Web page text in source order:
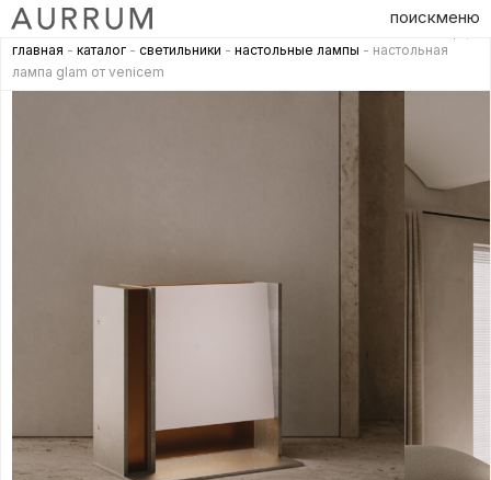
поискменю
главная - каталог - светильники - настольные лампы - настольная
лампа glam от venicem